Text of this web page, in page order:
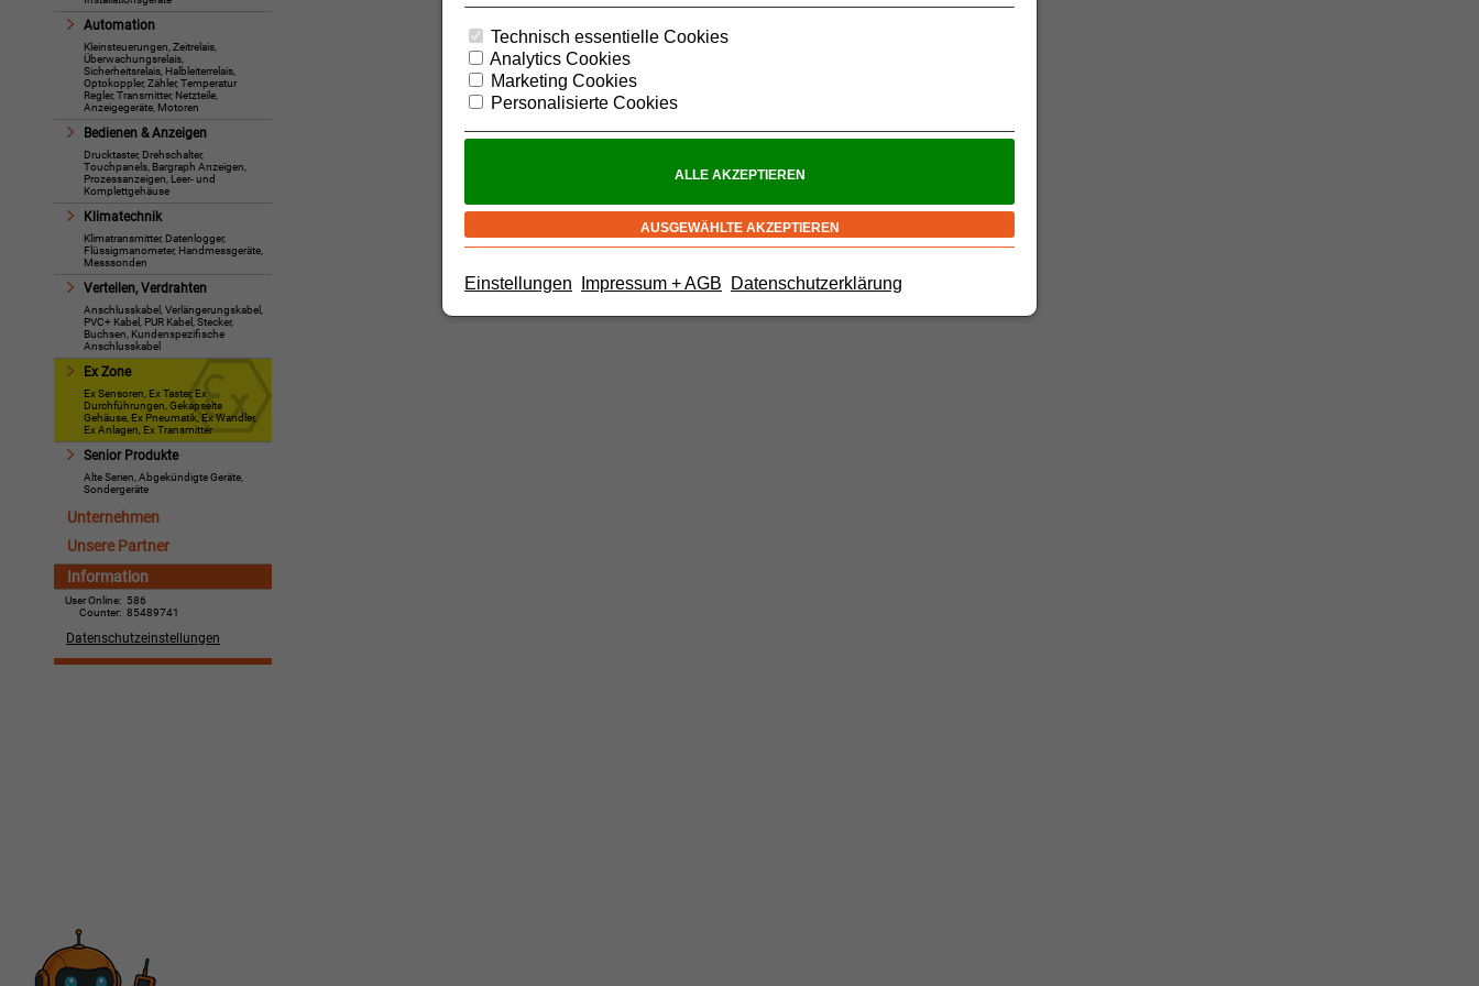
Technisch essentielle Cookies
Analytics Cookies
Marketing Cookies
Personalisierte Cookies
Einstellungen Impressum + AGB Datenschutzerklärung
Automation
Kleinsteuerungen, Zeitrelais,
Überwachungsrelais,
Sicherheitsrelais, Halbleiterrelais,
Optokoppler, Zähler, Temperatur
Regler, Transmitter, Netzteile,
Anzeigegeräte, Motoren
Bedienen & Anzeigen
Drucktaster, Drehschalter,
Touchpanels, Bargraph Anzeigen,
Prozessanzeigen, Leer- und
Komplettgehäuse
Klimatechnik
Klimatransmitter, Datenlogger,
Flüssigmanometer, Handmessgeräte,
Messsonden
Verteilen, Verdrahten
Anschlusskabel, Verlängerungskabel,
PVC+ Kabel, PUR Kabel, Stecker,
Buchsen, Kundenspezifische
Anschlusskabel
Ex Zone
Ex Sensoren, Ex Taster, Ex
Durchführungen, Gekapselte
Gehäuse, Ex Pneumatik, Ex Wandler,
Ex Anlagen, Ex Transmitter
Senior Produkte
Alte Serien, Abgekündigte Geräte,
Sondergeräte
Unternehmen
Unsere Partner
Information
User Online: 586
Counter: 85489741
Datenschutzeinstellungen